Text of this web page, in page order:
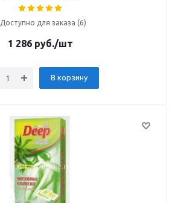
Доступно для заказа (6)
1 286 руб./шт
В корзину